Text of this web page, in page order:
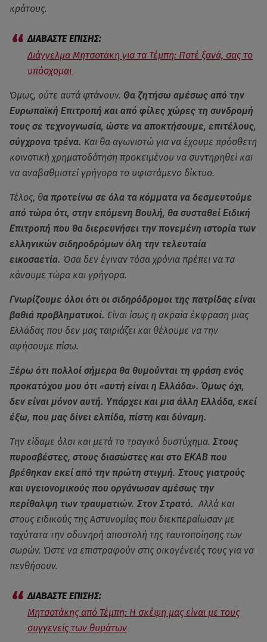
κράτους.
Διάγγελμα Μητσοτάκη για τα Τέμπη: Ποτέ ξανά, σας το
υπόσχομαι
Όμως, ούτε αυτά φτάνουν. Θα ζητήσω αμέσως από την
Ευρωπαϊκή Επιτροπή και από φίλες χώρες τη συνδρομή
τους σε τεχνογνωσία, ώστε να αποκτήσουμε, επιτέλους,
σύγχρονα τρένα. Και θα αγωνιστώ για να έχουμε πρόσθετη
κοινοτική χρηματοδότηση προκειμένου να συντηρηθεί και
να αναβαθμιστεί γρήγορα το υφιστάμενο δίκτυο.
Τέλος, θα προτείνω σε όλα τα κόμματα να δεσμευτούμε
από τώρα ότι, στην επόμενη Βουλή, θα συσταθεί Ειδική
Επιτροπή που θα διερευνήσει την πονεμένη ιστορία των
ελληνικών σιδηροδρόμων όλη την τελευταία
εικοσαετία. Όσα δεν έγιναν τόσα χρόνια πρέπει να τα
κάνουμε τώρα και γρήγορα.
Γνωρίζουμε όλοι ότι οι σιδηρόδρομοι της πατρίδας είναι
βαθιά προβληματικοί. Είναι ίσως η ακραία έκφραση μιας
Ελλάδας που δεν μας ταιριάζει και θέλουμε να την
αφήσουμε πίσω.
Ξέρω ότι πολλοί σήμερα θα θυμούνται τη φράση ενός
προκατόχου μου ότι «αυτή είναι η Ελλάδα». Όμως όχι,
δεν είναι μόνον αυτή. Υπάρχει και μια άλλη Ελλάδα, εκεί
έξω, που μας δίνει ελπίδα, πίστη και δύναμη.
Την είδαμε όλοι και μετά το τραγικό δυστύχημα. Στους
πυροσβέστες, στους διασώστες και στο ΕΚΑΒ που
βρέθηκαν εκεί από την πρώτη στιγμή. Στους γιατρούς
και υγειονομικούς που οργάνωσαν αμέσως την
περίθαλψη των τραυματιών. Στον Στρατό. Αλλά και
στους ειδικούς της Αστυνομίας που διεκπεραίωσαν με
ταχύτατα την οδυνηρή αποστολή της ταυτοποίησης των
σωρών. Ώστε να επιστραφούν στις οικογένειές τους για να
πενθήσουν.
Μητσοτάκης από Τέμπη: Η σκέψη μας είναι με τους
συγγενείς των θυμάτων